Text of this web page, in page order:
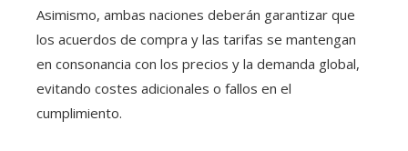
Asimismo, ambas naciones deberán garantizar que
los acuerdos de compra y las tarifas se mantengan
en consonancia con los precios y la demanda global,
evitando costes adicionales o fallos en el
cumplimiento.